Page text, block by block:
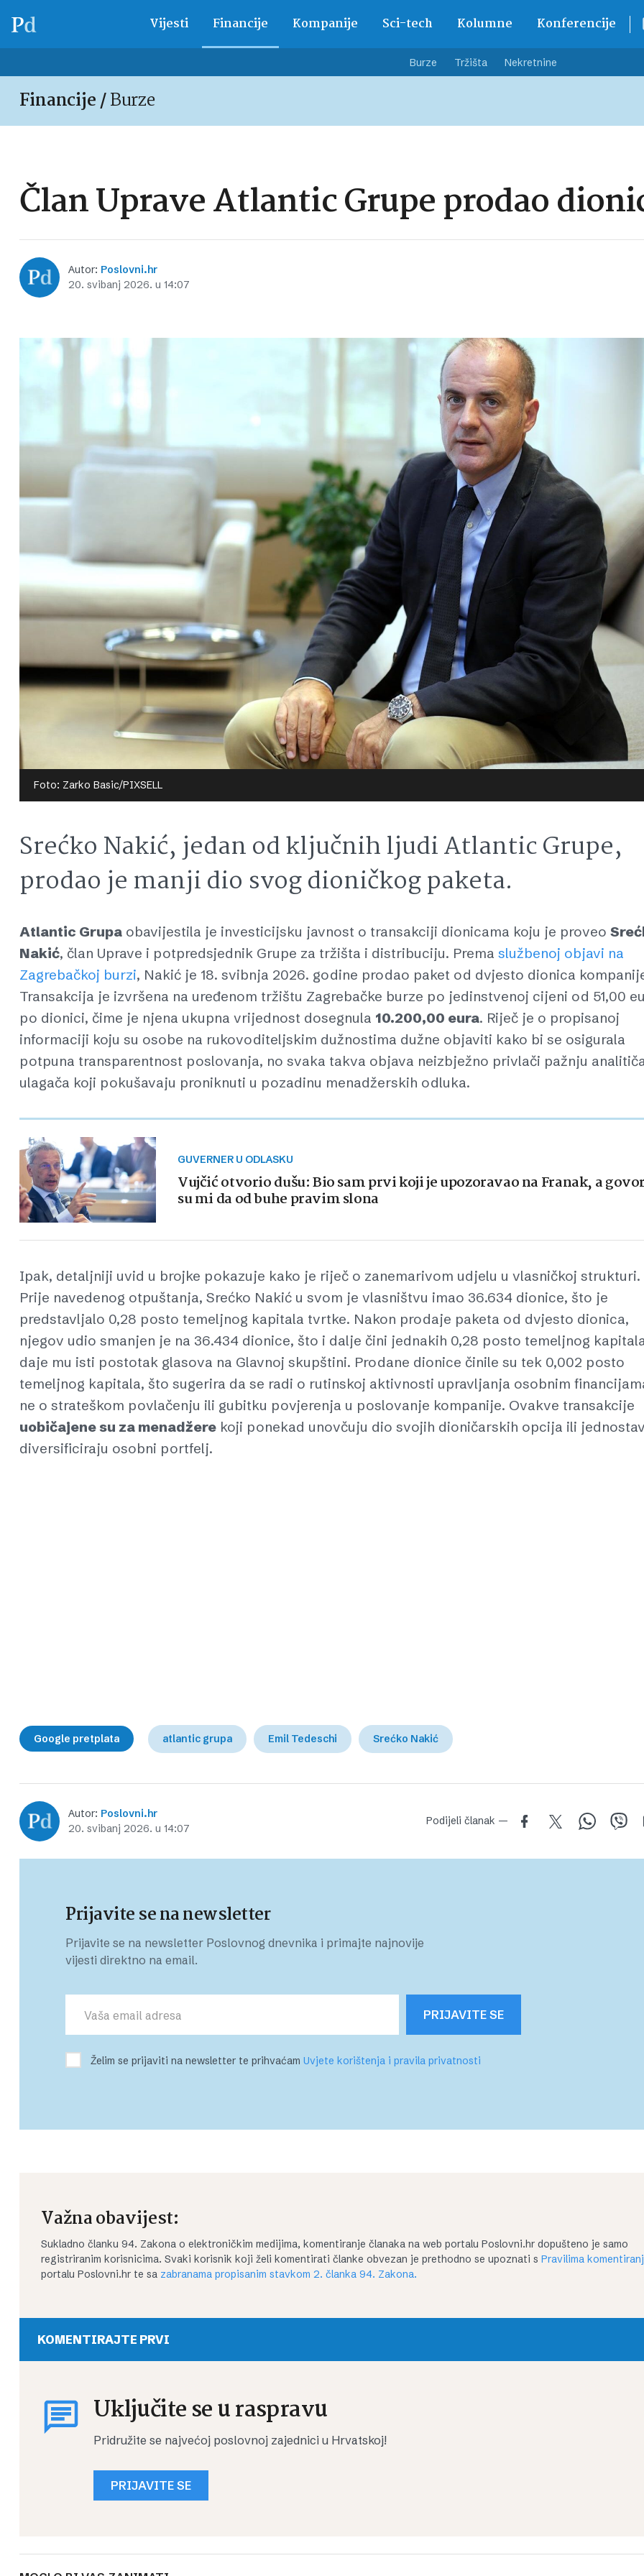
Vijesti Financije Kompanije Sci-tech Kolumne Konferencije
Burze Tržišta Nekretnine
Financije /Burze
Član Uprave Atlantic Grupe prodao
Autor: Poslovni.hr
20. svibanj 2026. u 14:07
Foto: Zarko Basic/PIXSELL
Srećko Nakić, jedan od ključnih ljudi Atlantic Grupe,
prodao je manji dio svog dioničkog paketa.
Atlantic Grupa obavijestila je investicijsku javnost o transakciji dionicama koju je proveo
Nakić, član Uprave i potpredsjednik Grupe za tržišta i distribuciju. Prema službenoj objavi na
Zagrebačkoj burzi, Nakić je 18. svibnja 2026. godine prodao paket od dvjesto dionica
Transakcija je izvršena na uređenom tržištu Zagrebačke burze po jedinstvenoj cijeni od 51,00
po dionici, čime je njena ukupna vrijednost dosegnula 10.200,00 eura. Riječ je o propisanoj
informaciji koju su osobe na rukovoditeljskim dužnostima dužne objaviti kako bi se osigurala
potpuna transparentnost poslovanja, no svaka takva objava neizbježno privlači pažnju
ulagača koji pokušavaju proniknuti u pozadinu menadžerskih odluka.
GUVERNER U ODLASKU
Vujčić otvorio dušu: Bio sam prvi koji je upozoravao na Franak, a
su mi da od buhe pravim slona
Ipak, detaljniji uvid u brojke pokazuje kako je riječ o zanemarivom udjelu u vlasničkoj strukturi.
Prije navedenog otpuštanja, Srećko Nakić u svom je vlasništvu imao 36.634 dionice, što je
predstavljalo 0,28 posto temeljnog kapitala tvrtke. Nakon prodaje paketa od dvjesto dionica,
njegov udio smanjen je na 36.434 dionice, što i dalje čini jednakih 0,28 posto temeljnog
daje mu isti postotak glasova na Glavnoj skupštini. Prodane dionice činile su tek 0,002 posto
temeljnog kapitala, što sugerira da se radi o rutinskoj aktivnosti upravljanja osobnim
ne o strateškom povlačenju ili gubitku povjerenja u poslovanje kompanije. Ovakve transakcije
uobičajene su za menadžere koji ponekad unovčuju dio svojih dioničarskih opcija ili
diversificiraju osobni portfelj.
Google pretplata atlantic grupa Emil Tedeschi Srećko Nakić
Autor: Poslovni.hr
20. svibanj 2026. u 14:07
Podijeli članak —
Prijavite se na newsletter
Prijavite se na newsletter Poslovnog dnevnika i primajte najnovije
vijesti direktno na email.
PRIJAVITE SE
Želim se prijaviti na newsletter te prihvaćam Uvjete korištenja i pravila privatnosti
Važna obavijest:
Sukladno članku 94. Zakona o elektroničkim medijima, komentiranje članaka na web portalu Poslovni.hr dopušteno je samo
registriranim korisnicima. Svaki korisnik koji želi komentirati članke obvezan je prethodno se upoznati s Pravilima
portalu Poslovni.hr te sa zabranama propisanim stavkom 2. članka 94. Zakona.
KOMENTIRAJTE PRVI
Uključite se u raspravu
Pridružite se najvećoj poslovnoj zajednici u Hrvatskoj!
PRIJAVITE SE